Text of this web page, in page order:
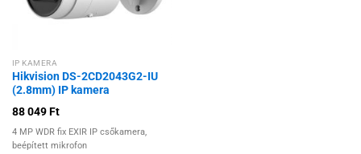
IP KAMERA
Hikvision DS-2CD2043G2-IU
(2.8mm) IP kamera
88 049Ft
4 MP WDR fix EXIR IP csőkamera,
beépített mikrofon